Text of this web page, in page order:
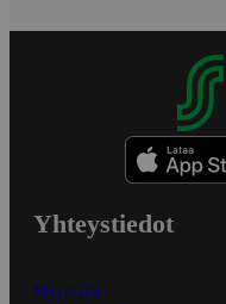
Yhteystiedot
Myymälät